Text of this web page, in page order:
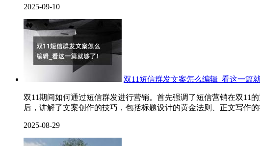
2025-09-10
双11短信群发文案怎么编辑_看这一篇就
双11期间如何通过短信群发进行营销。首先强调了短信营销在双11
后，讲解了文案创作的技巧，包括标题设计的黄金法则、正文写作
2025-08-29